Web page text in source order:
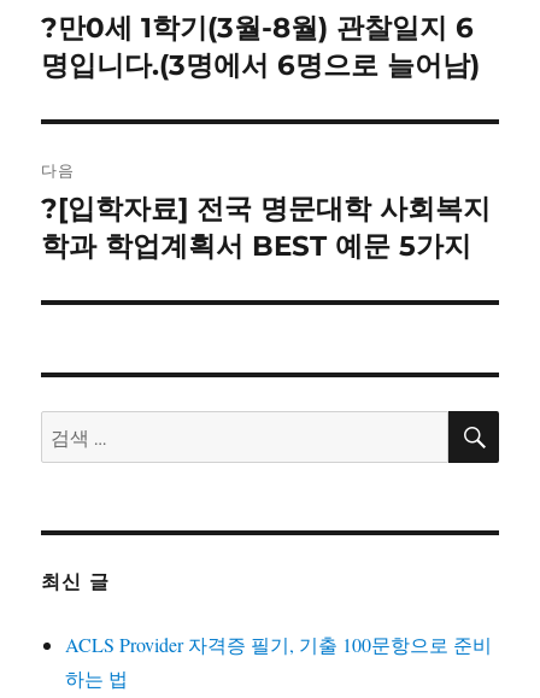
내
비
게
이
션
이
전
?만0세 1학기(3월-8월) 관찰일지 6
명입니다.(3명에서 6명으로 늘어남)
다음
다
음
?[입학자료] 전국 명문대학 사회복지
학과 학업계획서 BEST 예문 5가지
검
색:
검
최신 글
ACLS Provider 자격증 필기, 기출 100문항으로 준비
하는 법